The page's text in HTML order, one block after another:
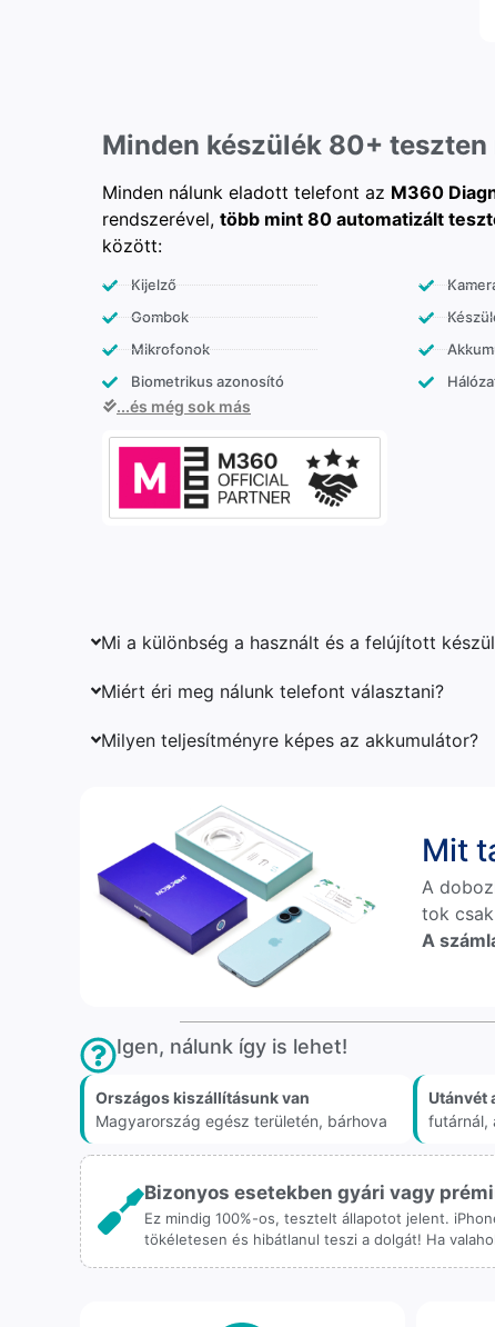
Minden készülék 80+ teszten
Minden nálunk eladott telefont az M360
rendszerével, több mint 80 automatizált
között:
Kijelző
Gombok
Mikrofonok
Biometrikus azonosító
...és még sok más
Mi a különbség a használt és a felújított
Miért éri meg nálunk telefont választani?
Milyen teljesítményre képes az akkumulátor?
Mit
A
tok
A
Igen, nálunk így is lehet!
Országos kiszállításunk van
Magyarország egész területén, bárhova
Utánvét
futárnál,
Bizonyos esetekben gyári vagy
Ez mindig 100%-os, tesztelt állapotot jelent.
tökéletesen és hibátlanul teszi a dolgát! Ha